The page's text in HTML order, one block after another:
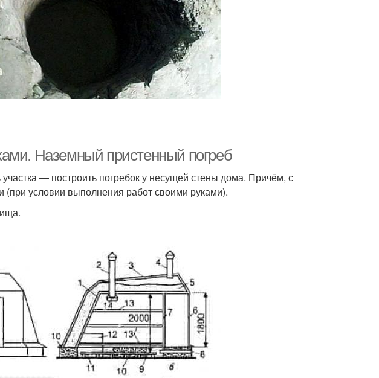
Наземный пристенный погреб
— построить погребок у несущей стены дома. Причём, с
условии выполнения работ своими руками).